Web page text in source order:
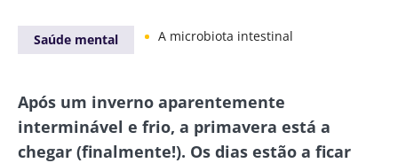
Saúde mental A microbiota intestinal
Após um inverno aparentemente
interminável e frio, a primavera está a
chegar (finalmente!). Os dias estão a ficar